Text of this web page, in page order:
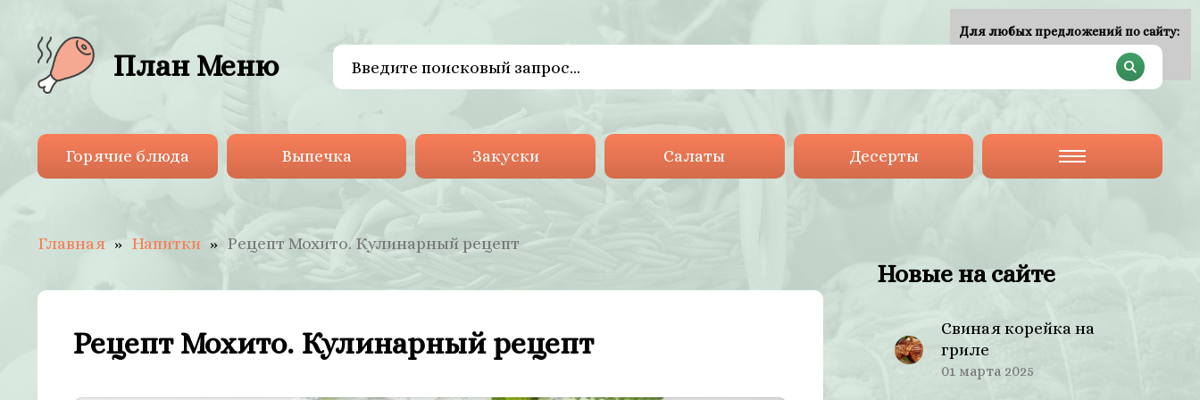
План Меню
Горячие блюда Выпечка Закуски Салаты Десерты
Главная Напитки Рецепт Мохито. Кулинарный рецепт
Рецепт Мохито. Кулинарный рецепт
Новые на сайте
Свиная корейка на
гриле
01 марта 2025
Для любых предложений по сайту: